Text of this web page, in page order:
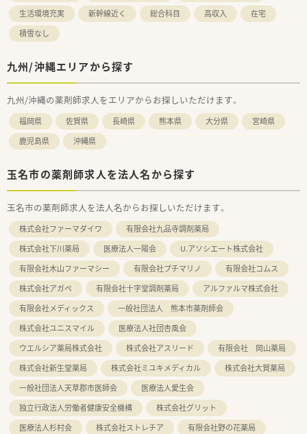
生活環境充実
新幹線近く 総合科目 高収入
在宅
積雪なし
九州/沖縄エリアから探す
九州/沖縄の薬剤師求人をエリアからお探しいただけます。
福岡県 佐賀県 長崎県 熊本県 大分県
宮崎県
鹿児島県
沖縄県
玉名市の薬剤師求人を法人名から探す
玉名市の薬剤師求人を法人名からお探しいただけます。
株式会社ファーマダイワ
有限会社九品寺調剤薬局
株式会社下川薬局
医療法人一陽会
U.アソシエート株式会社
有限会社木山ファーマシー
有限会社プチマリノ
有限会社コムス
株式会社アガペ
有限会社十字堂調剤薬局
アルファルマ株式会社
有限会社メディックス
一般社団法人 熊本市薬剤師会
株式会社ユニスマイル
医療法人社団杏風会
ウエルシア薬局株式会社
株式会社アスリード
有限会社 岡山薬局
株式会社新生堂薬局
株式会社ミユキメディカル
株式会社大賀薬局
一般社団法人天草郡市医師会
医療法人愛生会
独立行政法人労働者健康安全機構
株式会社グリット
医療法人杉村会
株式会社ストレチア
有限会社野の花薬局